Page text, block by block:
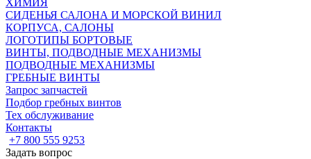
ХИМИЯ
СИДЕНЬЯ САЛОНА И МОРСКОЙ ВИНИЛ
КОРПУСА, САЛОНЫ
ЛОГОТИПЫ БОРТОВЫЕ
ВИНТЫ, ПОДВОДНЫЕ МЕХАНИЗМЫ
ПОДВОДНЫЕ МЕХАНИЗМЫ
ГРЕБНЫЕ ВИНТЫ
Запрос запчастей
Подбор гребных винтов
Тех обслуживание
Контакты
+7 800 555 9253
Задать вопрос